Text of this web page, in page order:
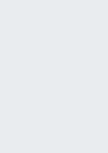
răspunsul
Apple şi
Utilizatorii îl pot
Windows 8
aplicaţiile
nu are pentru